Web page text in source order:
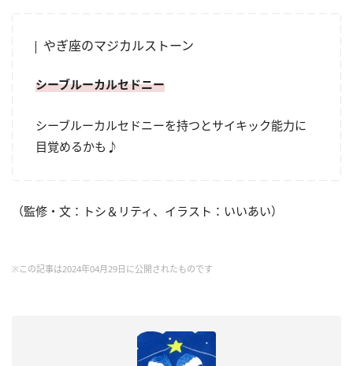
やぎ座のマジカルストーン
シーブルーカルセドニー
シーブルーカルセドニーを持つとサイキック能力に
目覚めるかも♪
（監修・文：トシ＆リティ、イラスト：いいあい）
※この記事は2024年04月29日に公開されたものです